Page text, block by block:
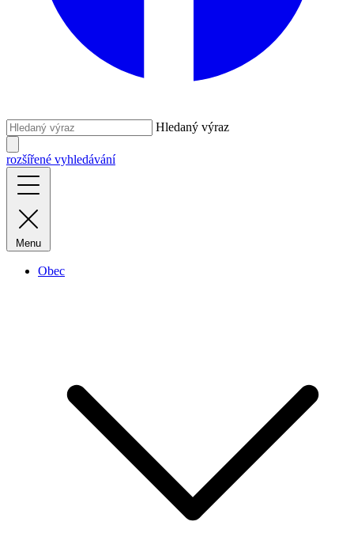
Hledaný výraz
rozšířené vyhledávání
Menu
Obec